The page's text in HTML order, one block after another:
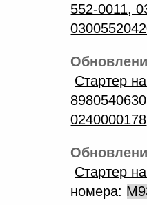
552-0011,
Стартер
0240000178
Стартер
номера: